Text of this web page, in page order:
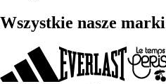
Wszystkie nasze marki